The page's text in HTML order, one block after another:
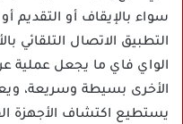
سواء بالإيقاف أو التقديم
التطبيق الاتصال التلقائي
الواي فاي ما يجعل عملية
الأخرى بسيطة وسريعة،
يستطيع اكتشاف الأجهزة